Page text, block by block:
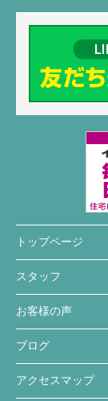
トップページ
スタッフ
お客様の声
ブログ
アクセスマップ